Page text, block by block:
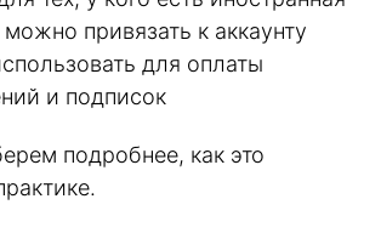
можно привязать к аккаунту
для оплаты
и подписок
подробнее, как это